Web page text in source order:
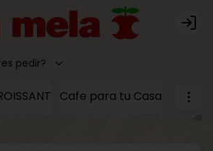
Login
pedir?
Cafe para tu Casa LUNAS